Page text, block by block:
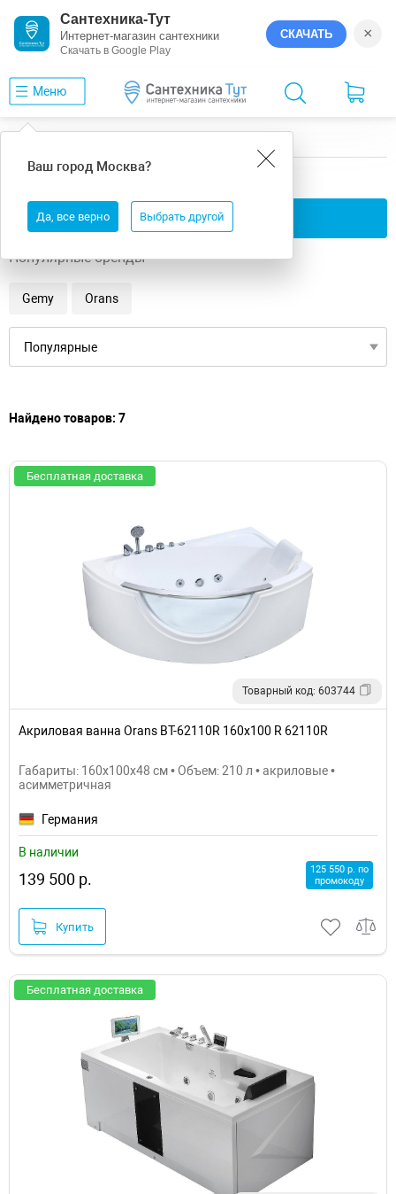
Сантехника-Тут
Интернет-магазин сантехники
Скачать в Google Play
СКАЧАТЬ ×
Меню
Ваш город Москва?
Да, все верно Выбрать другой
9 ванны
Применить фильтры
Популярные бренды
Gemy Orans
Найдено товаров: 7
Бесплатная доставка
Товарный код: 603744
Акриловая ванна Orans BT-62110R 160x100 R 62110R
Габариты: 160x100x48 см • Объем: 210 л • акриловые •
асимметричная
Германия
В наличии
139 500 р.
125 550 р. по
промокоду
Купить
Бесплатная доставка